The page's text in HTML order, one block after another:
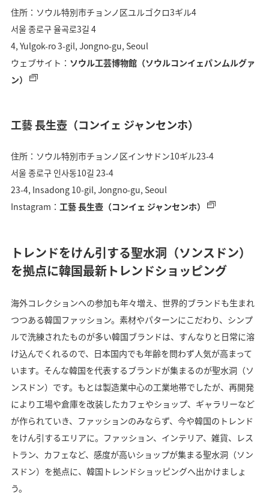
住所：ソウル特別市チョンノ区ユルゴクロ3ギル4
서울 종로구 율곡로3길 4
4, Yulgok-ro 3-gil, Jongno-gu, Seoul
ウェブサイト： ソウル工芸博物館（ソウルコンイェパンムルグァ
ン）
工藝 長生壺（コンイェ ジャンセンホ）
住所：ソウル特別市チョンノ区インサドン10ギル23-4
서울 종로구 인사동10길 23-4
23-4, Insadong 10-gil, Jongno-gu, Seoul
Instagram： 工藝 長生壺（コンイェ ジャンセンホ）
トレンドをけん引する聖水洞（ソンスドン）
を拠点に韓国最新トレンドショッピング
海外コレクションへの参加も年々増え、世界的ブランドも生まれ
つつある韓国ファッション。素材やパターンにこだわり、シンプ
ルで洗練されたものが多い韓国ブランドは、すんなりと日常に溶
け込んでくれるので、日本国内でも年齢を問わず人気が高まって
います。そんな韓国を代表するブランドが集まるのが聖水洞（ソ
ンスドン）です。もとは製造業中心の工業地帯でしたが、再開発
により工場や倉庫を改装したカフェやショップ、ギャラリーなど
が作られていき、ファッションのみならず、今や韓国のトレンド
をけん引するエリアに。ファッション、インテリア、雑貨、レス
トラン、カフェなど、感度が高いショップが集まる聖水洞（ソン
スドン）を拠点に、韓国トレンドショッピングへ出かけましょ
う。